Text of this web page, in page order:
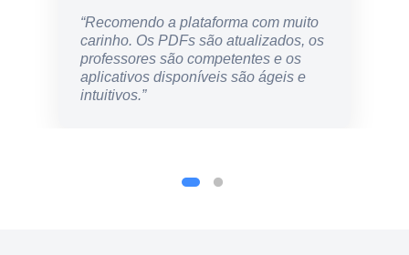
“Recomendo a plataforma com muito
carinho. Os PDFs são atualizados, os
professores são competentes e os
aplicativos disponíveis são ágeis e
intuitivos.”